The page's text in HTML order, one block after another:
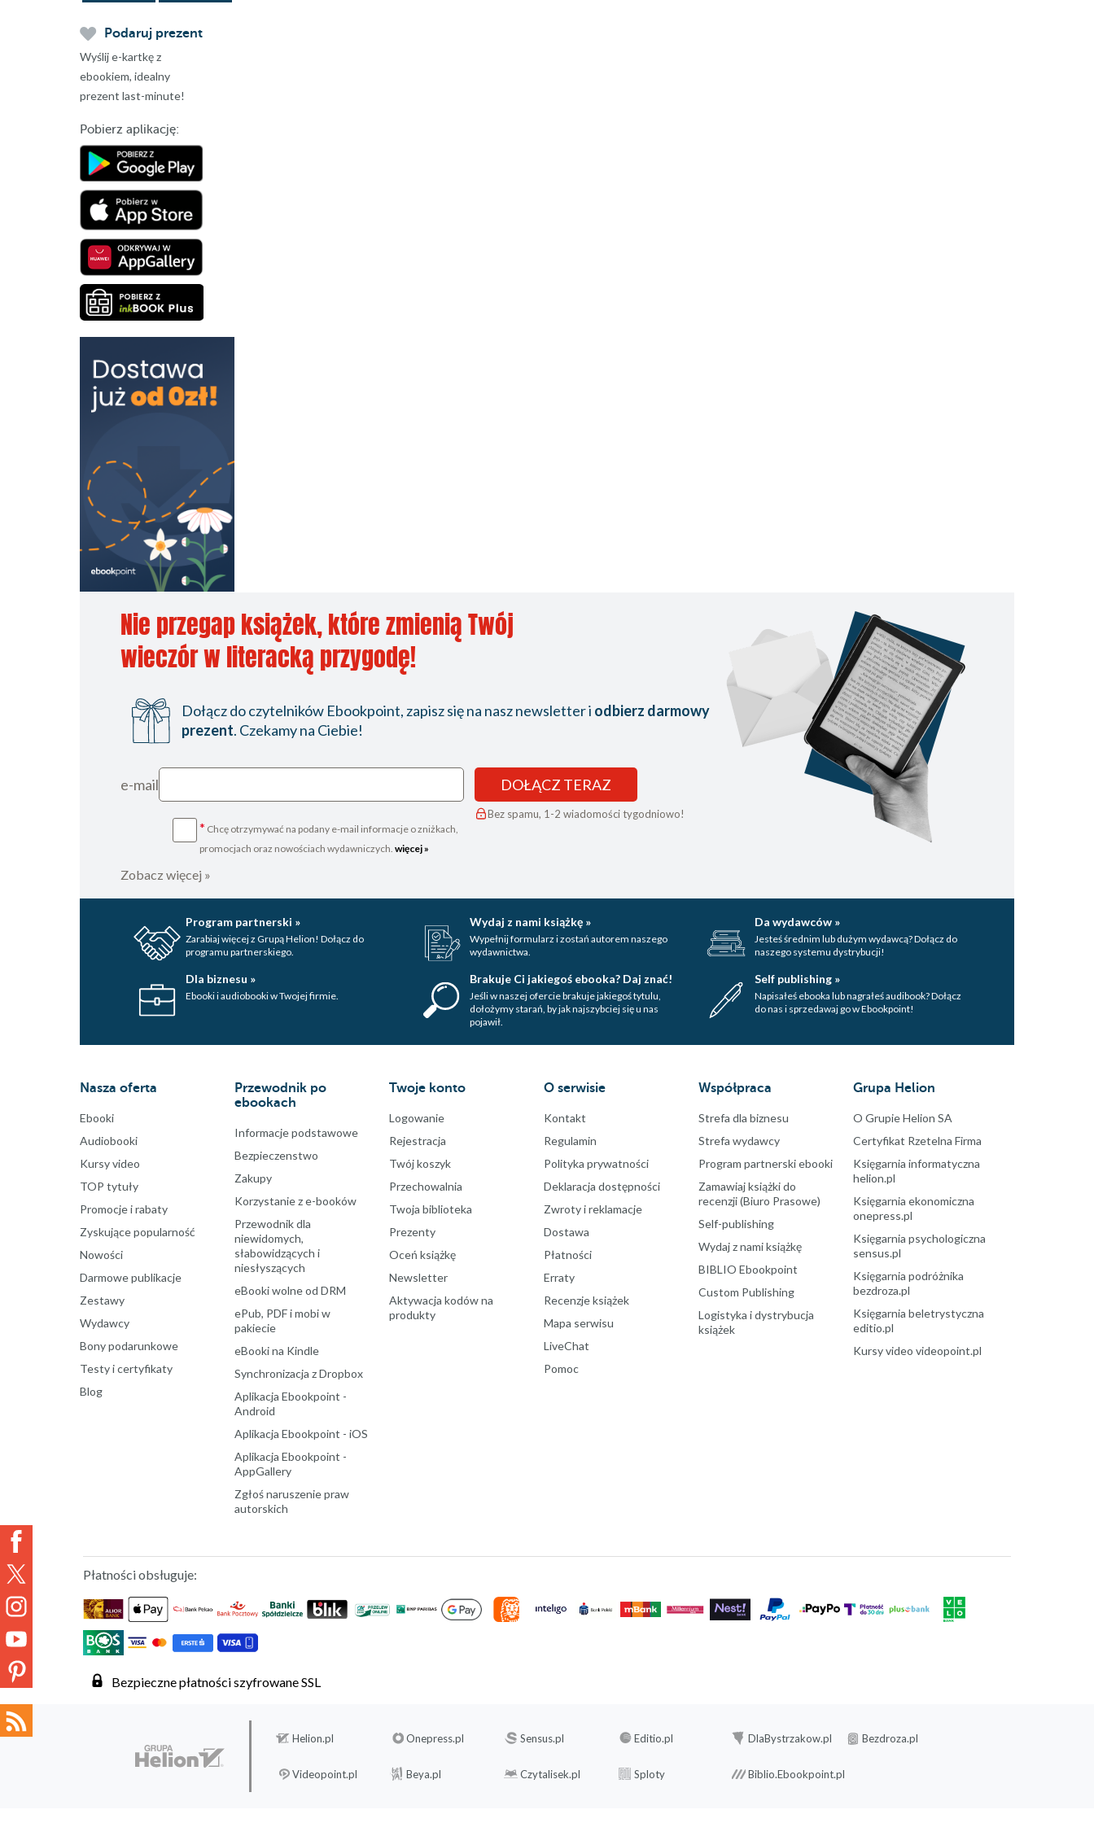
Podaruj prezent
Wyślij e-kartkę z
ebookiem, idealny
prezent last-minute!
Pobierz aplikację:
Nie przegap książek, które zmienią Twój
wieczór w literacką przygodę!
Dołącz do czytelników Ebookpoint, zapisz się na nasz newsletter i odbierz darmowy
prezent. Czekamy na Ciebie!
e-mail
* Chcę otrzymywać na podany e-mail informacje o zniżkach,
promocjach oraz nowościach wydawniczych. więcej »
DOŁĄCZ TERAZ
Bez spamu, 1-2 wiadomości tygodniowo!
Zobacz więcej »
Program partnerski »
Zarabiaj więcej z Grupą Helion! Dołącz do
programu partnerskiego.
Wydaj z nami książkę »
Wypełnij formularz i zostań autorem naszego
wydawnictwa.
Da wydawców »
Jesteś średnim lub dużym wydawcą? Dołącz do
naszego systemu dystrybucji!
Dla biznesu »
Ebooki i audiobooki w Twojej firmie.
Brakuje Ci jakiegoś ebooka? Daj znać!
Jeśli w naszej ofercie brakuje jakiegoś tytulu,
dołożymy starań, by jak najszybciej się u nas
pojawił.
Self publishing »
Napisałeś ebooka lub nagrałeś audibook? Dołącz
do nas i sprzedawaj go w Ebookpoint!
Nasza oferta
Ebooki
Audiobooki
Kursy video
TOP tytuły
Promocje i rabaty
Zyskujące popularność
Nowości
Darmowe publikacje
Zestawy
Wydawcy
Bony podarunkowe
Testy i certyfikaty
Blog
Przewodnik po
ebookach
Informacje podstawowe
Bezpieczenstwo
Zakupy
Korzystanie z e-booków
Przewodnik dla
niewidomych,
słabowidzących i
niesłyszących
eBooki wolne od DRM
ePub, PDF i mobi w
pakiecie
eBooki na Kindle
Synchronizacja z Dropbox
Aplikacja Ebookpoint -
Android
Aplikacja Ebookpoint - iOS
Aplikacja Ebookpoint -
AppGallery
Zgłoś naruszenie praw
autorskich
Twoje konto
Logowanie
Rejestracja
Twój koszyk
Przechowalnia
Twoja biblioteka
Prezenty
Oceń książkę
Newsletter
Aktywacja kodów na
produkty
O serwisie
Kontakt
Regulamin
Polityka prywatności
Deklaracja dostępności
Zwroty i reklamacje
Dostawa
Płatności
Erraty
Recenzje książek
Mapa serwisu
LiveChat
Pomoc
Współpraca
Strefa dla biznesu
Strefa wydawcy
Program partnerski ebooki
Zamawiaj książki do
recenzji (Biuro Prasowe)
Self-publishing
Wydaj z nami książkę
BIBLIO Ebookpoint
Custom Publishing
Logistyka i dystrybucja
książek
Grupa Helion
O Grupie Helion SA
Certyfikat Rzetelna Firma
Księgarnia informatyczna
helion.pl
Księgarnia ekonomiczna
onepress.pl
Księgarnia psychologiczna
sensus.pl
Księgarnia podróżnika
bezdroza.pl
Księgarnia beletrystyczna
editio.pl
Kursy video videopoint.pl
Płatności obsługuje:
Bezpieczne płatności szyfrowane SSL
Helion.pl Onepress.pl Sensus.pl Editio.pl DlaBystrzakow.pl Bezdroza.pl
Videopoint.pl Beya.pl Czytalisek.pl Sploty Biblio.Ebookpoint.pl